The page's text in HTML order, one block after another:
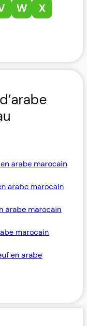
W
X
arabe marocain
arabe marocain
arabe marocain
marocain
en arabe